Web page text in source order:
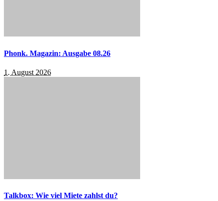
Phonk. Magazin: Ausgabe 08.26
1. August 2026
Talkbox: Wie viel Miete zahlst du?